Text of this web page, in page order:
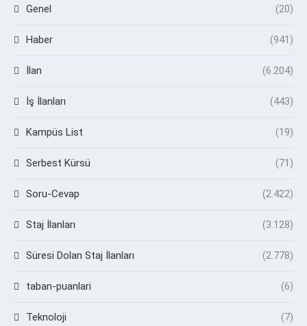
Genel (20)
Haber (941)
İlan (6.204)
İş İlanları (443)
Kampüs List (19)
Serbest Kürsü (71)
Soru-Cevap (2.422)
Staj İlanları (3.128)
Süresi Dolan Staj İlanları (2.778)
taban-puanlari (6)
Teknoloji (7)